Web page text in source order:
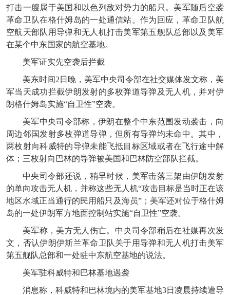
打击一艘属于美国和以色列敌对势力的船只。美军随后空袭
革命卫队在格什姆岛的一处通信站。作为回应，革命卫队航
空航天部队用导弹和无人机打击美军第五舰队总部以及美军
在某个中东国家的航空基地。
美军证实先空袭后拦截
美东时间2日晚，美军中央司令部在社交媒体发文称，美
军当天成功拦截伊朗发射的多枚弹道导弹及无人机，并对伊
朗格什姆岛实施“自卫性”空袭。
美军中央司令部称，伊朗在整个中东范围发动袭击，向
周边邻国发射多枚弹道导弹，但所有导弹均未命中。其中，
两枚射向科威特的导弹未能飞抵目标区域或者在飞行途中解
体；三枚射向巴林的导弹被美国和巴林防空部队拦截。
中央司令部还说，稍早时候，美军击落三架由伊朗发射
的单向攻击无人机，并称这些无人机“攻击目标是当时正在该
地区水域正当通行的民用船只及海员”；美军还对位于格什姆
岛的一处伊朗军方地面控制站实施“自卫性”空袭。
美军称，美方无人伤亡。中央司令部稍后在社媒再次发
文，否认伊朗伊斯兰革命卫队关于用导弹和无人机打击美军
第五舰队总部和一处驻中东航空基地的说法。
美军驻科威特和巴林基地遇袭
消息称，科威特和巴林境内的美军基地3日凌晨持续遭导